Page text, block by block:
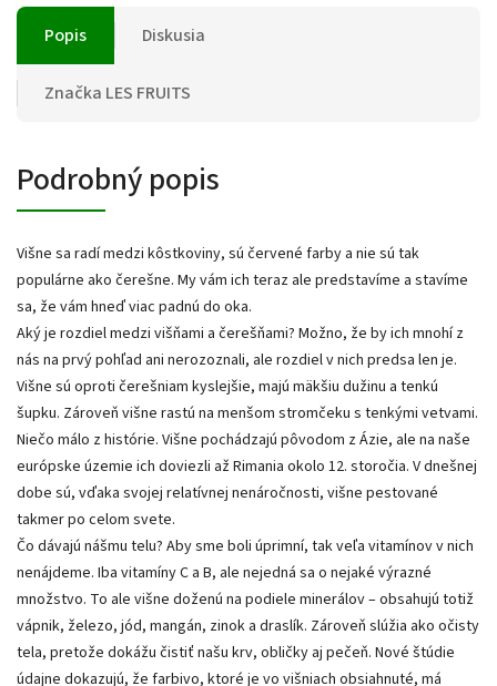
Popis Diskusia
Značka LES FRUITS
Podrobný popis
Višne sa radí medzi kôstkoviny, sú červené farby a nie sú tak
populárne ako čerešne. My vám ich teraz ale predstavíme a stavíme
sa, že vám hneď viac padnú do oka.
Aký je rozdiel medzi višňami a čerešňami? Možno, že by ich mnohí z
nás na prvý pohľad ani nerozoznali, ale rozdiel v nich predsa len je.
Višne sú oproti čerešniam kyslejšie, majú mäkšiu dužinu a tenkú
šupku. Zároveň višne rastú na menšom stromčeku s tenkými vetvami.
Niečo málo z histórie. Višne pochádzajú pôvodom z Ázie, ale na naše
európske územie ich doviezli až Rimania okolo 12. storočia. V dnešnej
dobe sú, vďaka svojej relatívnej nenáročnosti, višne pestované
takmer po celom svete.
Čo dávajú nášmu telu? Aby sme boli úprimní, tak veľa vitamínov v nich
nenájdeme. Iba vitamíny C a B, ale nejedná sa o nejaké výrazné
množstvo. To ale višne doženú na podiele minerálov – obsahujú totiž
vápnik, železo, jód, mangán, zinok a draslík. Zároveň slúžia ako očisty
tela, pretože dokážu čistiť našu krv, obličky aj pečeň. Nové štúdie
údajne dokazujú, že farbivo, ktoré je vo višniach obsiahnuté, má